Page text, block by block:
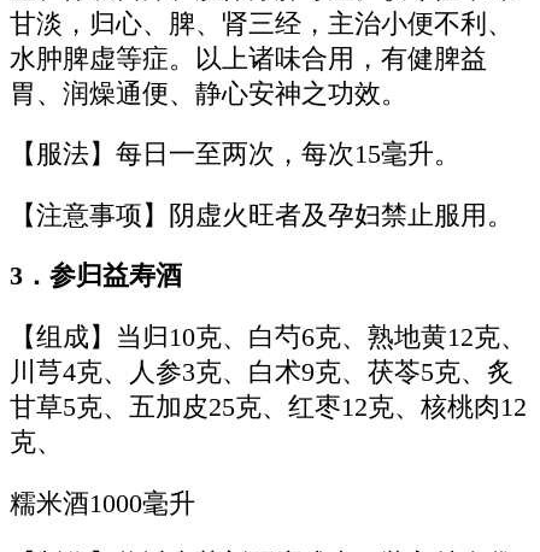
甘淡，归心、脾、肾三经，主治小便不利、
水肿脾虚等症。以上诸味合用，有健脾益
胃、润燥通便、静心安神之功效。
【服法】每日一至两次，每次15毫升。
【注意事项】阴虚火旺者及孕妇禁止服用。
3．参归益寿酒
【组成】当归10克、白芍6克、熟地黄12克、
川芎4克、人参3克、白术9克、茯苓5克、炙
甘草5克、五加皮25克、红枣12克、核桃肉12
克、
糯米酒1000毫升